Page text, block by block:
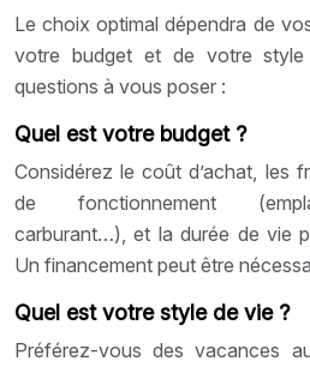
Le choix optimal dépendra de
votre budget et de votre style
questions à vous poser :
Quel est votre budget ?
Considérez le coût d’achat, les
de fonctionnement
carburant…), et la durée de vie
Un financement peut être
Quel est votre style de vie ?
Préférez-vous des vacances